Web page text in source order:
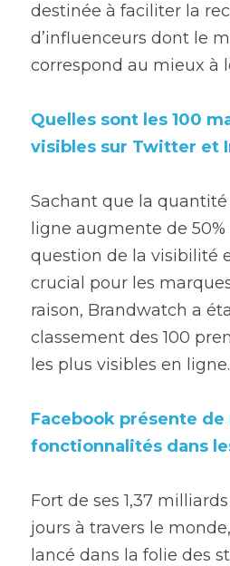
destinée à faciliter la
d’influenceurs dont le
correspond au mieux à
Quelles sont les 100
visibles sur Twitter et
Sachant que la
ligne augmente de
question de la visibilité
crucial pour les
raison, Brandwatch a
classement des 100
les plus visibles en ligne.
Facebook présente de
fonctionnalités dans
Fort de ses 1,37
jours à travers le
lancé dans la folie des